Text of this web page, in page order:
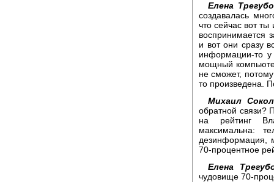
Елена
создавалась
что сейчас вот
воспринимается
и вот они сразу
информации-то
мощный
не сможет, потому
то произведена.
Михаил
обратной связи?
на рейтинг
максимальна:
дезинформация,
70-процентное
Елена
чудовище 70-